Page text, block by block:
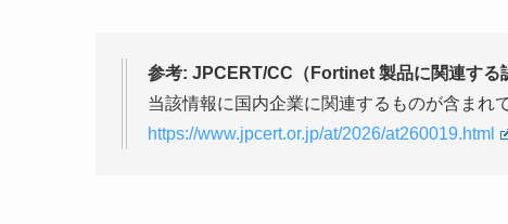
参考: JPCERT/CC（Fortinet 製品に関連する
当該情報に国内企業に関連するものが含まれ
https://www.jpcert.or.jp/at/2026/at260019.html